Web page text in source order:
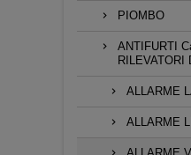
PIOMBO
ANTIFURTI
RILEVATORI
ALLARME
ALLARME